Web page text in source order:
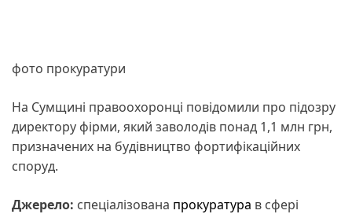
фото прокуратури
На Сумщині правоохоронці повідомили про підозру
директору фірми, який заволодів понад 1,1 млн грн,
призначених на будівництво фортифікаційних
споруд.
Джерело: спеціалізована прокуратура в сфері